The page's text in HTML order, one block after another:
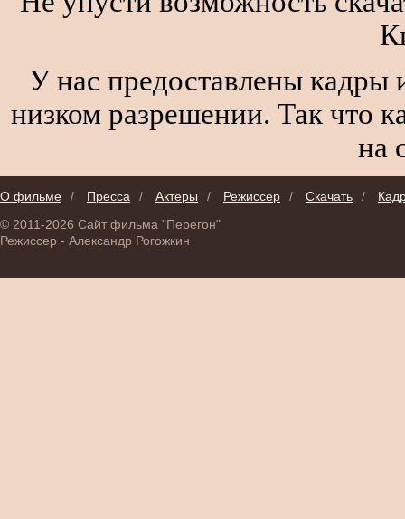
У нас предоставлены кадры
низком разрешении. Так что
на
О фильме / Пресса / Актеры / Режиссер / Скачать /
© 2011-2026 Сайт фильма "Перегон"
Режиссер - Александр Рогожкин